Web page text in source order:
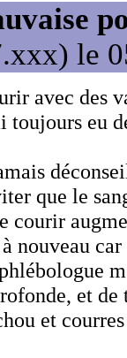
le
avec des
toujours eu
que le
courir
nouveau
et de
et